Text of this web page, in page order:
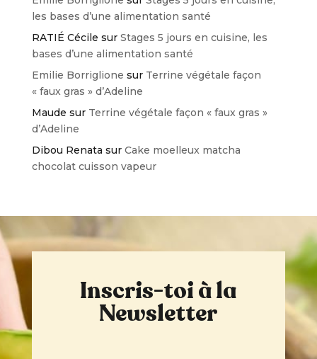
les bases d’une alimentation santé
RATIÉ Cécile sur Stages 5 jours en cuisine, les
bases d’une alimentation santé
Emilie Borriglione sur Terrine végétale façon
« faux gras » d’Adeline
Maude sur Terrine végétale façon « faux gras »
d’Adeline
Dibou Renata sur Cake moelleux matcha
chocolat cuisson vapeur
Inscris-toi à la
Newsletter